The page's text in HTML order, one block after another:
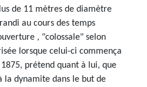
de 11 mètres de diamètre
au cours des temps
, "colossale" selon
lorsque celui-ci commença
prétend quant à lui, que
la dynamite dans le but de